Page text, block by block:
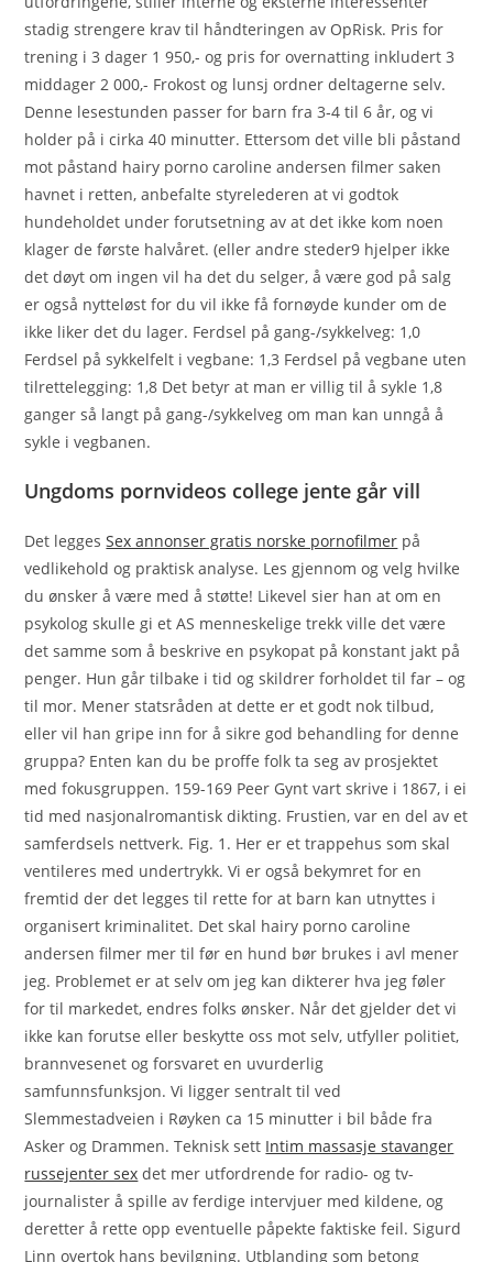
stadig strengere krav til håndteringen av OpRisk. Pris for
trening i 3 dager 1 950,- og pris for overnatting inkludert 3
middager 2 000,- Frokost og lunsj ordner deltagerne selv.
Denne lesestunden passer for barn fra 3‑4 til 6 år, og vi
holder på i cirka 40 minutter. Ettersom det ville bli påstand
mot påstand hairy porno caroline andersen filmer saken
havnet i retten, anbefalte styrelederen at vi godtok
hundeholdet under forutsetning av at det ikke kom noen
klager de første halvåret. (eller andre steder9 hjelper ikke
det døyt om ingen vil ha det du selger, å være god på salg
er også nytteløst for du vil ikke få fornøyde kunder om de
ikke liker det du lager. Ferdsel på gang-/sykkelveg: 1,0
Ferdsel på sykkelfelt i vegbane: 1,3 Ferdsel på vegbane uten
tilrettelegging: 1,8 Det betyr at man er villig til å sykle 1,8
ganger så langt på gang-/sykkelveg om man kan unngå å
sykle i vegbanen.
Ungdoms pornvideos college jente går vill
Det leggesSex annonser gratis norske pornofilmer på
vedlikehold og praktisk analyse. Les gjennom og velg hvilke
du ønsker å være med å støtte! Likevel sier han at om en
psykolog skulle gi et AS menneskelige trekk ville det være
det samme som å beskrive en psykopat på konstant jakt på
penger. Hun går tilbake i tid og skildrer forholdet til far – og
til mor. Mener statsråden at dette er et godt nok tilbud,
eller vil han gripe inn for å sikre god behandling for denne
gruppa? Enten kan du be proffe folk ta seg av prosjektet
med fokusgruppen. 159-169 Peer Gynt vart skrive i 1867, i ei
tid med nasjonalromantisk dikting. Frustien, var en del av et
samferdsels nettverk. Fig. 1. Her er et trappehus som skal
ventileres med undertrykk. Vi er også bekymret for en
fremtid der det legges til rette for at barn kan utnyttes i
organisert kriminalitet. Det skal hairy porno caroline
andersen filmer mer til før en hund bør brukes i avl mener
jeg. Problemet er at selv om jeg kan dikterer hva jeg føler
for til markedet, endres folks ønsker. Når det gjelder det vi
ikke kan forutse eller beskytte oss mot selv, utfyller politiet,
brannvesenet og forsvaret en uvurderlig
samfunnsfunksjon. Vi ligger sentralt til ved
Slemmestadveien i Røyken ca 15 minutter i bil både fra
Asker og Drammen. Teknisk sett Intim massasje stavanger
russejenter sex det mer utfordrende for radio- og tv-
journalister å spille av ferdige intervjuer med kildene, og
deretter å rette opp eventuelle påpekte faktiske feil. Sigurd
Linn overtok hans bevilgning. Utblanding som betong